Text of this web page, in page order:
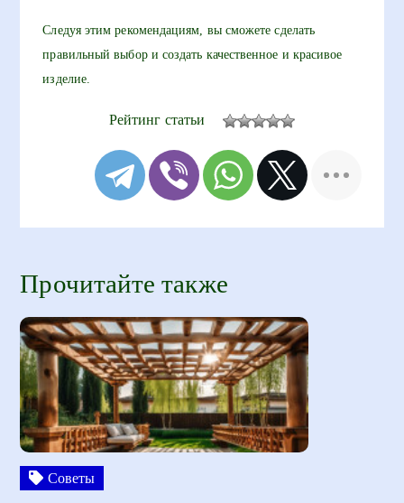
Следуя этим рекомендациям, вы сможете сделать
правильный выбор и создать качественное и красивое
изделие.
Рейтинг статьи
Прочитайте также
Советы